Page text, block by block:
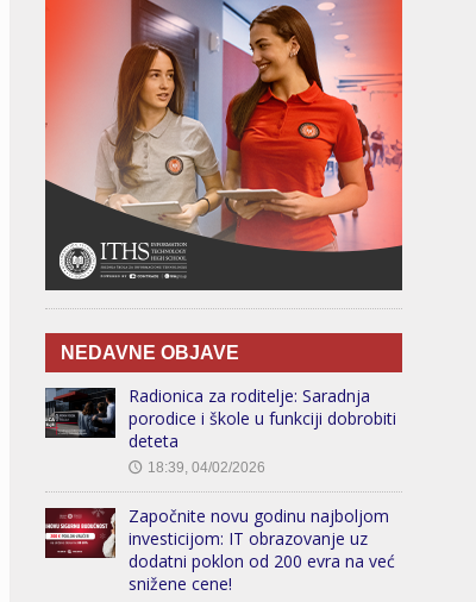
NEDAVNE OBJAVE
Radionica za roditelje: Saradnja
porodice i škole u funkciji dobrobiti
deteta
🕔 18:39, 04/02/2026
Započnite novu godinu najboljom
investicijom: IT obrazovanje uz
dodatni poklon od 200 evra na već
snižene cene!